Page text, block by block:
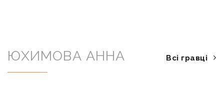
ЮХИМОВА АННА Всі гравці